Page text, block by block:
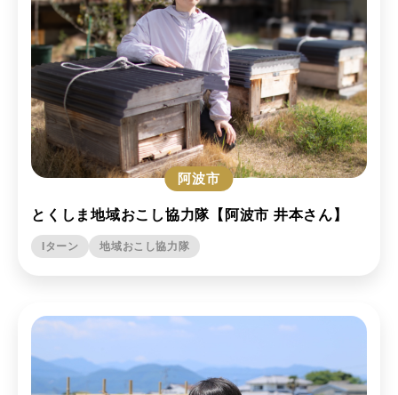
阿波市
とくしま地域おこし協力隊【阿波市 井本さん】
Iターン 地域おこし協力隊